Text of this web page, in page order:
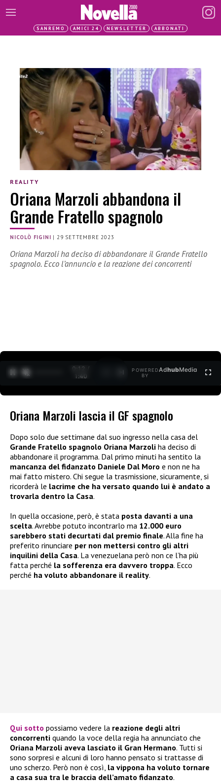
SANREMO AMICI 24 NEWSLETTER ABBONATI
REALITY
Oriana Marzoli abbandona il
Grande Fratello spagnolo
NICOLÒ FIGINI | 29 SETTEMBRE 2023
Oriana Marzoli ha deciso di abbandonare il Grande Fratello
spagnolo. Ecco l’annuncio e la reazione dei concorrenti
0:13 /
1:40
POWERED
BY
AdhubMedia
Oriana Marzoli lascia il GF spagnolo
Dopo solo due settimane dal suo ingresso nella casa del
Grande Fratello spagnolo Oriana Marzoli ha deciso di
abbandonare il programma. Dal primo minuti ha sentito la
mancanza del fidanzato Daniele Dal Moro e non ne ha
mai fatto mistero. Chi segue la trasmissione, sicuramente, si
ricorderà le lacrime che ha versato quando lui è andato a
trovarla dentro la Casa.
In quella occasione, però, è stata posta davanti a una
scelta. Avrebbe potuto incontrarlo ma 12.000 euro
sarebbero stati decurtati dal premio finale. Alla fine ha
preferito rinunciare per non mettersi contro gli altri
inquilini della Casa. La venezuelana però non ce l’ha più
fatta perché la sofferenza era davvero troppa. Ecco
perché ha voluto abbandonare il reality.
Qui sotto possiamo vedere la reazione degli altri
concorrenti quando la voce della regia ha annunciato che
Oriana Marzoli aveva lasciato il Gran Hermano. Tutti si
sono sorpresi e alcuni di loro hanno pensato si trattasse di
uno scherzo. Però non è così, la vippona ha voluto tornare
a casa sua tra le braccia dell’amato fidanzato.